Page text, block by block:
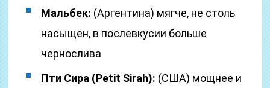
Мальбек: (Аргентина) мягче, не столь
насыщен, в послевкусии больше
чернослива
Пти Сира (Petit Sirah): (США) мощнее и